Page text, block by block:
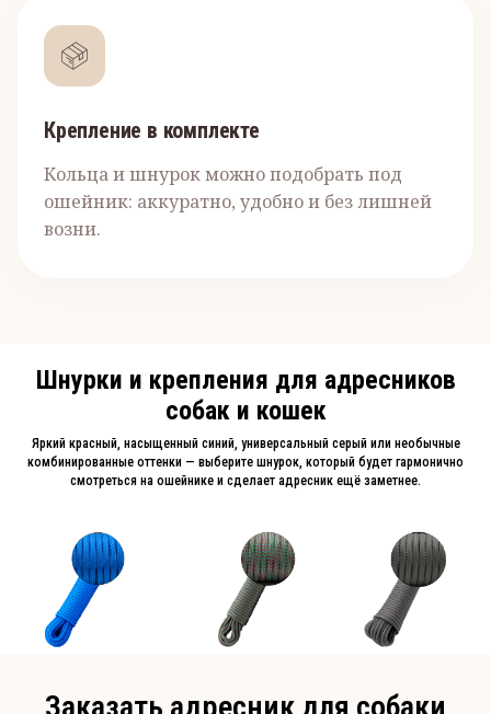
Крепление в комплекте
Кольца и шнурок можно подобрать под
ошейник: аккуратно, удобно и без лишней
возни.
Шнурки и крепления для адресников
собак и кошек
Яркий красный, насыщенный синий, универсальный серый или необычные
комбинированные оттенки — выберите шнурок, который будет гармонично
смотреться на ошейнике и сделает адресник ещё заметнее.